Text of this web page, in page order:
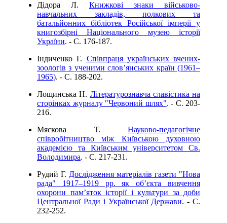
Дідора Л. Книжкові знаки військово-
навчальних закладів, полкових та
батальйонних бібліотек Російської імперії у
книгозбірні Національного музею історії
України. - C. 176-187.
Індиченко Г. Співпраця українських вчених-
зоологів з ученими слов’янських країн (1961–
1965). - C. 188-202.
Лощинська Н. Літературознавча славістика на
сторінках журналу "Червоний шлях". - C. 203-
216.
Мяскова Т. Науково-педагогічне
співробітництво між Київською духовною
академією та Київським університетом Св.
Володимира. - C. 217-231.
Рудий Г. Дослідження матеріалів газети "Нова
рада" 1917–1919 рр. як об’єкта вивчення
охорони пам’яток історії і культури за доби
Центральної Ради і Української Держави. - C.
232-252.